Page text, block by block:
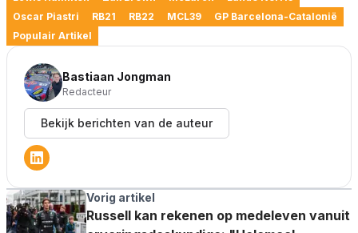
Oscar Piastri
RB21 RB22 MCL39
GP Barcelona-Catalonië
Populair Artikel
Bastiaan Jongman
Redacteur
Bekijk berichten van de auteur
Vorig artikel
Russell kan rekenen op medeleven vanuit